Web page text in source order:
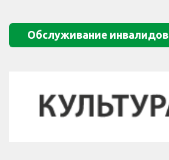
Обслуживание инвалидов